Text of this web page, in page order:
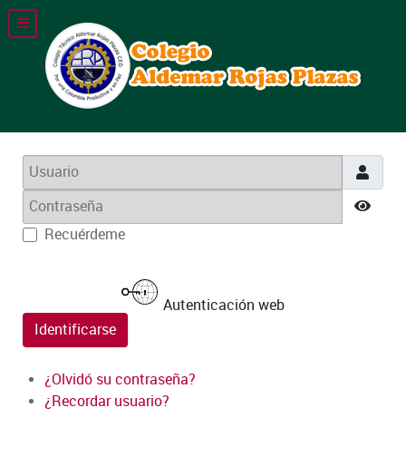
Usuario
Contraseña
Recuérdeme
Autenticación web
Identificarse
¿Olvidó su contraseña?
¿Recordar usuario?